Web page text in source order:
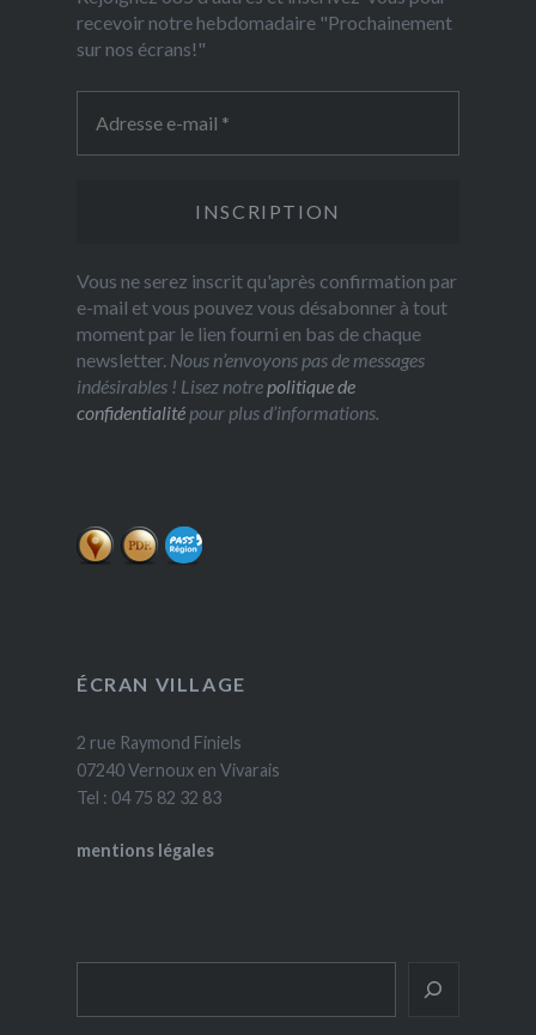
recevoir notre hebdomadaire "Prochainement
sur nos écrans!"
Vous ne serez inscrit qu'après confirmation par
e-mail et vous pouvez vous désabonner à tout
moment par le lien fourni en bas de chaque
newsletter. Nous n’envoyons pas de messages
indésirables ! Lisez notrepolitique de
confidentialitépour plus d’informations.
ÉCRAN VILLAGE
2 rue Raymond Finiels
07240 Vernoux en Vivarais
Tel : 04 75 82 32 83
mentions légales